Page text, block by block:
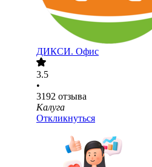
ДИКСИ. Офис
3.5
•
3192 отзыва
Калуга
Откликнуться